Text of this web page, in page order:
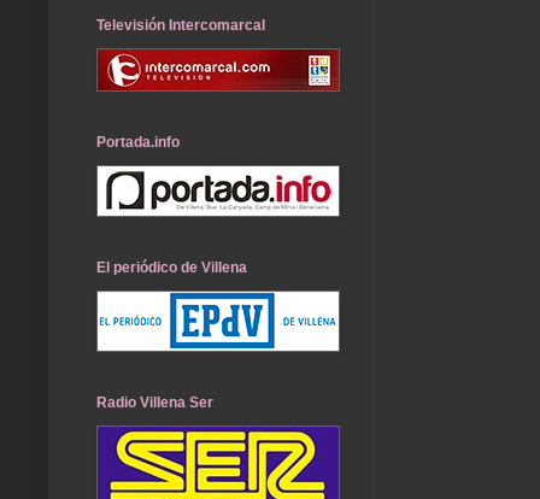
Televisión Intercomarcal
Portada.info
El periódico de Villena
Radio Villena Ser